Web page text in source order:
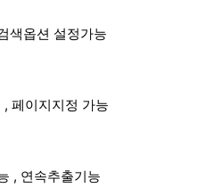
색옵션 설정가능
페이지지정 가능
, 연속추출기능